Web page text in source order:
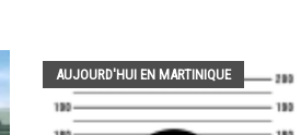
AUJOURD'HUI EN MARTINIQUE